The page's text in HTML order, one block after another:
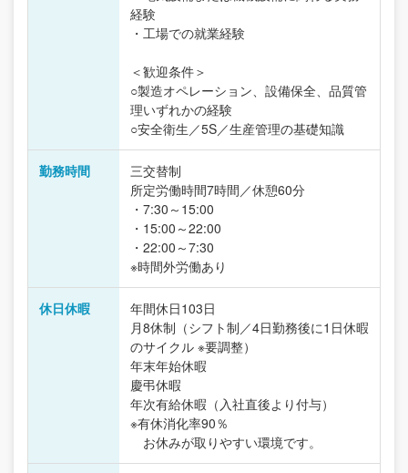
経験
・工場での就業経験
＜歓迎条件＞
○製造オペレーション、設備保全、品質管
理いずれかの経験
○安全衛生／5S／生産管理の基礎知識
勤務時間
三交替制
所定労働時間7時間／休憩60分
・7:30～15:00
・15:00～22:00
・22:00～7:30
※時間外労働あり
休日休暇
年間休日103日
月8休制（シフト制／4日勤務後に1日休暇
のサイクル ※要調整）
年末年始休暇
慶弔休暇
年次有給休暇（入社直後より付与）
※有休消化率90％
お休みが取りやすい環境です。